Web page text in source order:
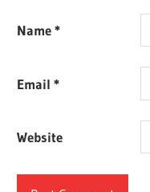
Name*
Email*
Website